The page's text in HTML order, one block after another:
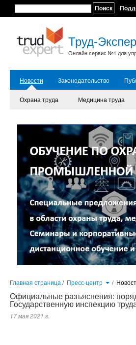
Поиск
Труд-
Онлайн сервис №1 для
Новости Законодательство
Охрана труда Медицина труда
Главная страница / Пресс-центр /
Официальные разъяснения:
Государственную инспекцию
17 мая 2021 г.